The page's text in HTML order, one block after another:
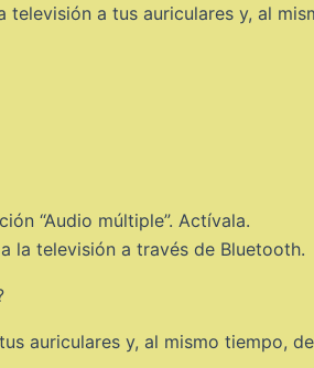
a tus auriculares y, al
“Audio múltiple”. Actívala.
la televisión a través de Bluetooth.
auriculares y, al mismo tiempo,